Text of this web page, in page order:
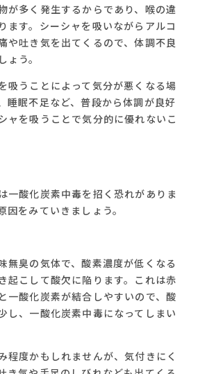
が多く発生するからであり、喉の違
ます。シーシャを吸いながらアルコ
や吐き気を出てくるので、体調不良
う。
吸うことによって気分が悪くなる場
睡眠不足など、普段から体調が良好
ャを吸うことで気分的に優れないこ
一酸化炭素中毒を招く恐れがありま
をみていきましょう。
無臭の気体で、酸素濃度が低くなる
起こして酸欠に陥ります。これは赤
一酸化炭素が結合しやすいので、酸
し、一酸化炭素中毒になってしまい
程度かもしれませんが、気付きにく